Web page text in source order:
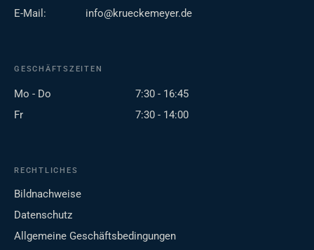
E-Mail:
info@krueckemeyer.de
GESCHÄFTSZEITEN
Mo - Do
7:30 - 16:45
Fr
7:30 - 14:00
RECHTLICHES
Bildnachweise
Datenschutz
Allgemeine Geschäftsbedingungen